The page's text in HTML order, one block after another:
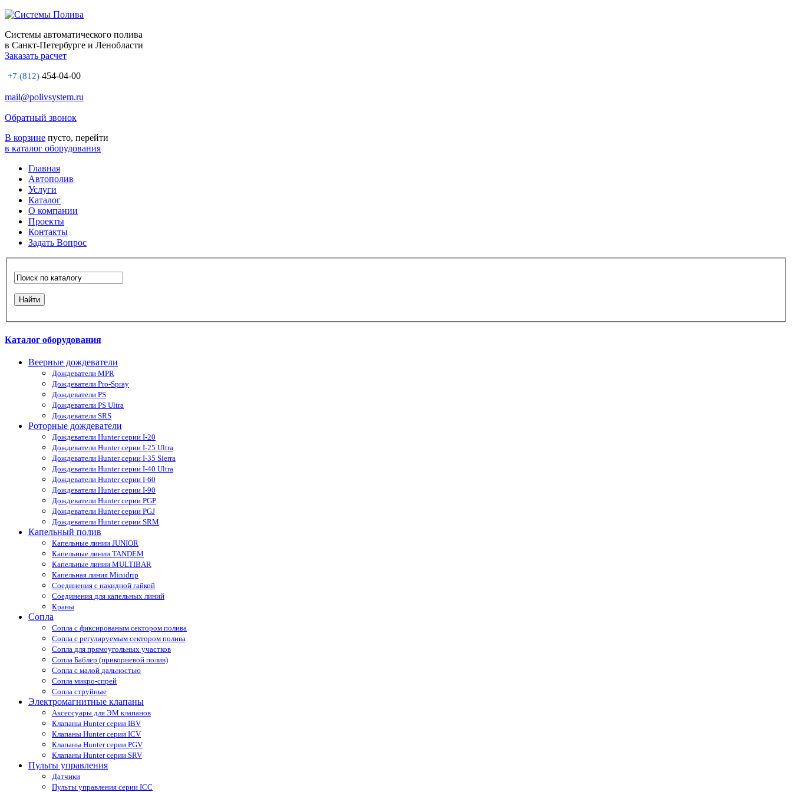
Системы автоматического полива
в Санкт-Петербурге и Ленобласти
Заказать расчет
+7 (812) 454-04-00
mail@polivsystem.ru
Обратный звонок
В корзине пусто, перейти
в каталог оборудования
Главная
Автополив
Услуги
Каталог
О компании
Проекты
Контакты
Задать Вопрос
Каталог оборудования
Веерные дождеватели
Дождеватели MPR
Дождеватели Pro-Spray
Дождеватели PS
Дождеватели PS Ultra
Дождеватели SRS
Роторные дождеватели
Дождеватели Hunter серии I-20
Дождеватели Hunter серии I-25 Ultra
Дождеватели Hunter серии I-35 Sierra
Дождеватели Hunter серии I-40 Ultra
Дождеватели Hunter серии I-60
Дождеватели Hunter серии I-90
Дождеватели Hunter серии PGP
Дождеватели Hunter серии PGJ
Дождеватели Hunter серии SRM
Капельный полив
Капельные линии JUNIOR
Капельные линии TANDEM
Капельные линии MULTIBAR
Капельная линия Minidrip
Соединения с накидной гайкой
Соединения для капельных линий
Краны
Сопла
Cопла с фиксированым сектором полива
Сопла с регулируемым сектором полива
Сопла для прямоугольных участков
Сопла Баблер (прикорневой полив)
Сопла с малой дальностью
Сопла микро-спрей
Сопла струйные
Электромагнитные клапаны
Аксессуары для ЭМ клапанов
Клапаны Hunter серии IBV
Клапаны Hunter серии ICV
Клапаны Hunter серии PGV
Клапаны Hunter серии SRV
Пульты управления
Датчики
Пульты управления серии ICС